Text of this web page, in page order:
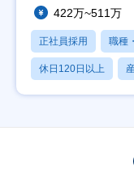
422万~511万
正社員採用 職種
休日120日以上